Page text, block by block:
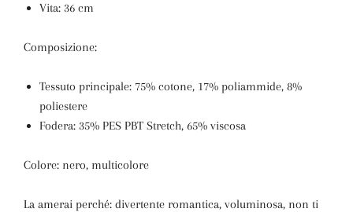
Vita: 36 cm
Composizione:
Tessuto principale: 75% cotone, 17% poliammide, 8%
poliestere
Fodera: 35% PES PBT Stretch, 65% viscosa
Colore: nero, multicolore
La amerai perché: divertente romantica, voluminosa, non ti